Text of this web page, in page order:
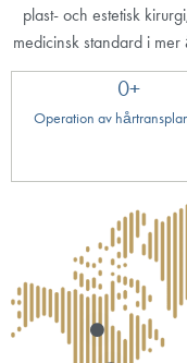
plast- och estetisk
medicinsk standard i
Operation av
0+